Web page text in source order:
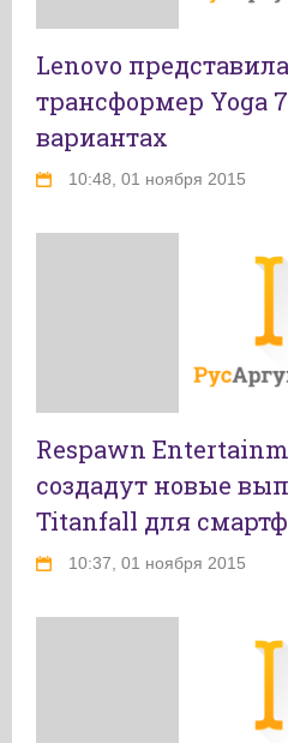
Lenovo
трансформер Yoga
вариантах
10:48, 01 ноября 2015
Respawn
создадут новые
Titanfall для
10:37, 01 ноября 2015